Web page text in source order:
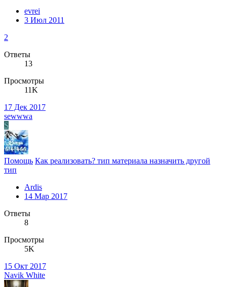
evrei
3 Июл 2011
2
Ответы
13
Просмотры
11K
17 Дек 2017
sewwwa
S
Помощь Как реализовать? тип материала назначить другой
тип
Ardis
14 Мар 2017
Ответы
8
Просмотры
5K
15 Окт 2017
Navik White